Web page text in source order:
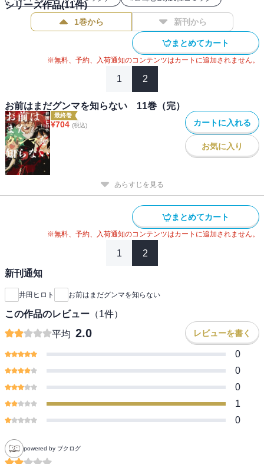
シリーズ作品(11件)
1巻から 新刊から
まとめてカート
※無料、予約、入荷通知のコンテンツはカートに追加されません。
1 2
お前はまだグンマを知らない 11巻（完）
最終巻
¥704 (税込) カートに入れる
お気に入り
あらすじを見る
まとめてカート
※無料、予約、入荷通知のコンテンツはカートに追加されません。
1 2
新刊通知
井田ヒロト お前はまだグンマを知らない
この作品のレビュー （1件）
平均 2.0 レビューを書く
0
0
0
1
0
powered by ブクログ